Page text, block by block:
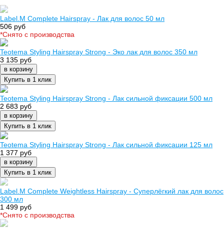
Label.M Complete Hairspray - Лак для волос 50 мл
506 руб
*Cнято с производства
Teotema Styling Hairspray Strong - Эко лак для волос 350 мл
3 135 руб
в корзину
Купить в 1 клик
Teotema Styling Hairspray Strong - Лак сильной фиксации 500 мл
2 683 руб
в корзину
Купить в 1 клик
Teotema Styling Hairspray Strong - Лак сильной фиксации 125 мл
1 377 руб
в корзину
Купить в 1 клик
Label.M Complete Weightless Hairspray - Суперлёгкий лак для волос
300 мл
1 499 руб
*Cнято с производства